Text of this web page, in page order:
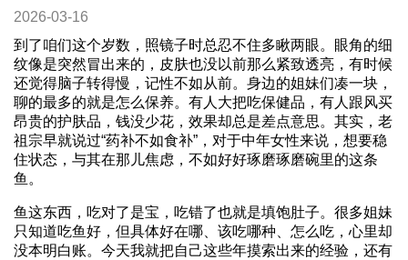
2026-03-16
到了咱们这个岁数，照镜子时总忍不住多瞅两眼。眼角的细
纹像是突然冒出来的，皮肤也没以前那么紧致透亮，有时候
还觉得脑子转得慢，记性不如从前。身边的姐妹们凑一块，
聊的最多的就是怎么保养。有人大把吃保健品，有人跟风买
昂贵的护肤品，钱没少花，效果却总是差点意思。其实，老
祖宗早就说过“药补不如食补”，对于中年女性来说，想要稳
住状态，与其在那儿焦虑，不如好好琢磨琢磨碗里的这条
鱼。
鱼这东西，吃对了是宝，吃错了也就是填饱肚子。很多姐妹
只知道吃鱼好，但具体好在哪、该吃哪种、怎么吃，心里却
没本明白账。今天我就把自己这些年摸索出来的经验，还有